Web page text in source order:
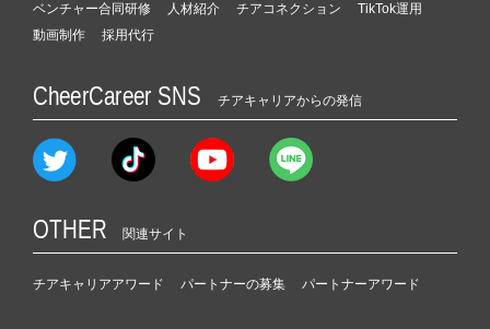
ベンチャー合同研修
人材紹介 チアコネクション
TikTok運用
動画制作
採用代行
CheerCareer SNS チアキャリアからの発信
OTHER 関連サイト
チアキャリアアワード パートナーの募集 パートナーアワード